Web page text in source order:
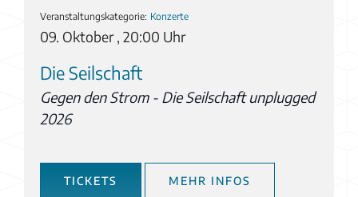
09. Oktober , 20:00 Uhr
Veranstaltungskategorie: Konzerte
Die Seilschaft
Gegen den Strom - Die Seilschaft unplugged
2026
TICKETS MEHR INFOS